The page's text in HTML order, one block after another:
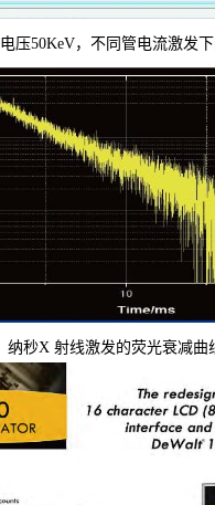
压50KeV，不同管电流激发
纳秒X 射线激发的荧光衰减曲